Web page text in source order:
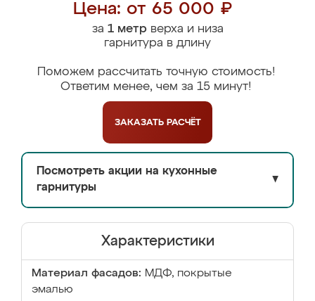
Цена: от 65 000 ₽
за 1 метрверха и низа
гарнитура в длину
Поможем рассчитать точную стоимость!
Ответим менее, чем за 15 минут!
ЗАКАЗАТЬ РАСЧЁТ
Посмотреть акции на кухонные
гарнитуры
▼
Характеристики
Материал фасадов: МДФ, покрытые
эмалью